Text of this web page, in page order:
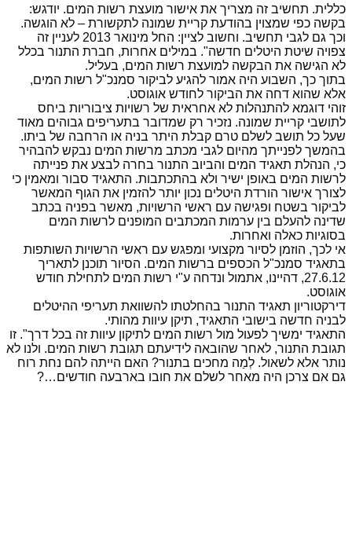
כללית. תחשיב זה מצריך את אישור מועצת רשות המים. יודגש:
בקשה כפי שמצוין בהודעת קריית שמונה לתקשורת – לא הוגשה.
וכך גם לגבי תחשיב. וחשוב לציין: החל מינואר 2013 לעניין זה
צפויה שיטת היטלים חדשה". במילים אחרות, חברת התנור בכלל
לא הגישה את הבקשה למועצת רשות המים, בעליל.
בתוך כך, השבוע היה אמור להגיע לביקור סמנכ"ל רשות המים,
אלא שהוא דחה את הביקור לחודש אוגוסט.
זוהי דוגמא להתנהלות לא אחראית של רשויות ציבוריות ביחס
לתושבי קריית שמונה. נזכיר רק שמדובר בתעריפים גבוהים מאוד
שעל כל תושב לשלם טרם קבלת היתר בניה או הרחבה של ביתו.
בהמשך לפנייתך מהיום לגבי מכתב מרשות המים נבקש להבהיר
כי, הנהלת תאגיד המים והביוב התנור בחרה לבצע את פנייתה
לרשות המים באופן ישיר ולא בהתכתבות. התאגיד סבור ומאמין כי
לצורך אישור הורדת היטלים נכון יותר להזמין את הגוף המאשר
לביקור בשטח ופגישה עם ראשי הרשויות, מאשר בפניה בכתב
שדינה להעלם בין ערמות המכתבים המופנים לרשות המים
בסוגיות כאלה ואחרות.
אי לכך, הוזמן לסיור מקצועי ומפגש עם ראשי הרשויות השותפות
בתאגיד סמנכ"ל הכספים ברשות המים. הסיור תוכנן לתאריך
27.6.12, דהיינו, אתמול ונדחה ע"י רשות המים לתחילת חודש
אוגוסט.
דירקטוריון תאגיד התנור בהחלטתו להשוואת תעריפי ההיטלים
לבניה חדשה בישובי התאגיד, תיקן עיוות מהותי.
התאגיד ימשיך לפעול מול רשות המים לתיקון עיוות זה בכל דרך". זו
תגובת התנור, לאחר שהובאה לידיעתם תגובת רשות המים. ולנו לא
נותר אלא לשאול. לְמַה מחכים בתנור? האם הייתה להם נחת רוח
גם אם צרכן היה מאחר לשלם את חובו בארבעה חודשים…?